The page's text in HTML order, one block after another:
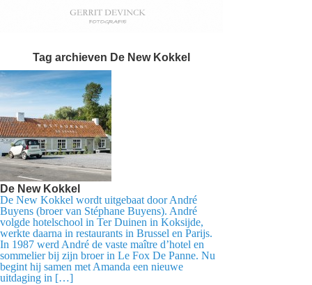
Tag archieven De New Kokkel
De New Kokkel
De New Kokkel wordt uitgebaat door André
Buyens (broer van Stéphane Buyens). André
volgde hotelschool in Ter Duinen in Koksijde,
werkte daarna in restaurants in Brussel en Parijs.
In 1987 werd André de vaste maître d’hotel en
sommelier bij zijn broer in Le Fox De Panne. Nu
begint hij samen met Amanda een nieuwe
uitdaging in […]